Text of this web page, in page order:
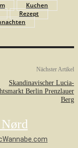
Kuchen
Rezept
Nächster Artikel
Skandinavischer Lucia-
Berlin Prenzlauer
Berg